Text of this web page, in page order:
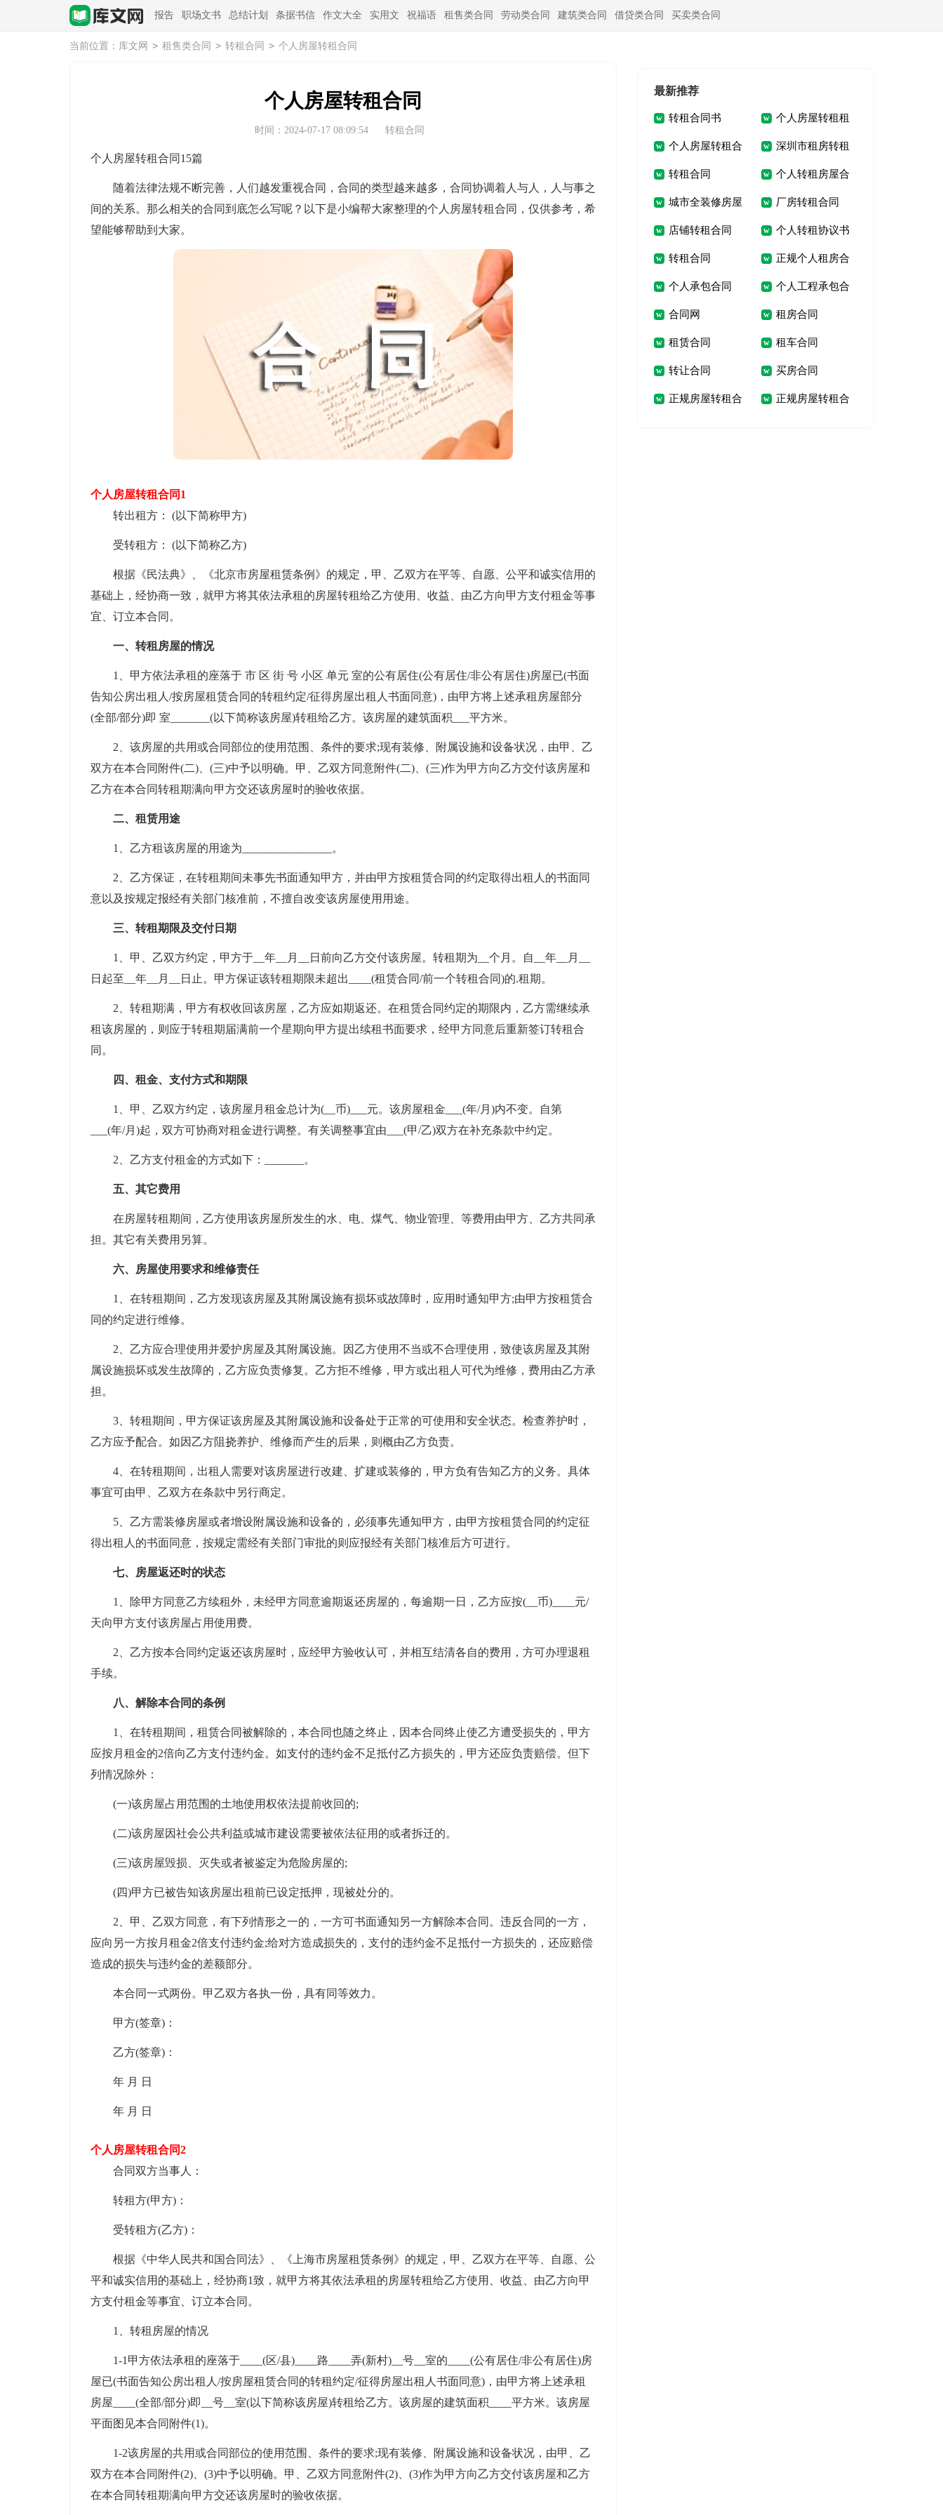
报告 职场文书 总结计划 条据书信 作文大全 实用文 祝福语 租售类合同 劳动类合同 建筑类合同 借贷类合同 买卖类合同
当前位置： 库文网 > 租售类合同 > 转租合同 > 个人房屋转租合同
个人房屋转租合同
时间：2024-07-17 08:09:54 转租合同
个人房屋转租合同15篇
随着法律法规不断完善，人们越发重视合同，合同的类型越来越多，合同协调着人与人，人与事之
间的关系。那么相关的合同到底怎么写呢？以下是小编帮大家整理的个人房屋转租合同，仅供参考，希
望能够帮助到大家。
个人房屋转租合同1
转出租方： (以下简称甲方)
受转租方： (以下简称乙方)
根据《民法典》、《北京市房屋租赁条例》的规定，甲、乙双方在平等、自愿、公平和诚实信用的
基础上，经协商一致，就甲方将其依法承租的房屋转租给乙方使用、收益、由乙方向甲方支付租金等事
宜、订立本合同。
一、转租房屋的情况
1、甲方依法承租的座落于 市 区 街 号 小区 单元 室的公有居住(公有居住/非公有居住)房屋已(书面
告知公房出租人/按房屋租赁合同的转租约定/征得房屋出租人书面同意)，由甲方将上述承租房屋部分
(全部/部分)即 室_______(以下简称该房屋)转租给乙方。该房屋的建筑面积___平方米。
2、该房屋的共用或合同部位的使用范围、条件的要求;现有装修、附属设施和设备状况，由甲、乙
双方在本合同附件(二)、(三)中予以明确。甲、乙双方同意附件(二)、(三)作为甲方向乙方交付该房屋和
乙方在本合同转租期满向甲方交还该房屋时的验收依据。
二、租赁用途
1、乙方租该房屋的用途为________________。
2、乙方保证，在转租期间未事先书面通知甲方，并由甲方按租赁合同的约定取得出租人的书面同
意以及按规定报经有关部门核准前，不擅自改变该房屋使用用途。
三、转租期限及交付日期
1、甲、乙双方约定，甲方于__年__月__日前向乙方交付该房屋。转租期为__个月。自__年__月__
日起至__年__月__日止。甲方保证该转租期限未超出____(租赁合同/前一个转租合同)的.租期。
2、转租期满，甲方有权收回该房屋，乙方应如期返还。在租赁合同约定的期限内，乙方需继续承
租该房屋的，则应于转租期届满前一个星期向甲方提出续租书面要求，经甲方同意后重新签订转租合
同。
四、租金、支付方式和期限
1、甲、乙双方约定，该房屋月租金总计为(__币)___元。该房屋租金___(年/月)内不变。自第
___(年/月)起，双方可协商对租金进行调整。有关调整事宜由___(甲/乙)双方在补充条款中约定。
2、乙方支付租金的方式如下：_______。
五、其它费用
在房屋转租期间，乙方使用该房屋所发生的水、电、煤气、物业管理、等费用由甲方、乙方共同承
担。其它有关费用另算。
六、房屋使用要求和维修责任
1、在转租期间，乙方发现该房屋及其附属设施有损坏或故障时，应用时通知甲方;由甲方按租赁合
同的约定进行维修。
2、乙方应合理使用并爱护房屋及其附属设施。因乙方使用不当或不合理使用，致使该房屋及其附
属设施损坏或发生故障的，乙方应负责修复。乙方拒不维修，甲方或出租人可代为维修，费用由乙方承
担。
3、转租期间，甲方保证该房屋及其附属设施和设备处于正常的可使用和安全状态。检查养护时，
乙方应予配合。如因乙方阻挠养护、维修而产生的后果，则概由乙方负责。
4、在转租期间，出租人需要对该房屋进行改建、扩建或装修的，甲方负有告知乙方的义务。具体
事宜可由甲、乙双方在条款中另行商定。
5、乙方需装修房屋或者增设附属设施和设备的，必须事先通知甲方，由甲方按租赁合同的约定征
得出租人的书面同意，按规定需经有关部门审批的则应报经有关部门核准后方可进行。
七、房屋返还时的状态
1、除甲方同意乙方续租外，未经甲方同意逾期返还房屋的，每逾期一日，乙方应按(__币)____元/
天向甲方支付该房屋占用使用费。
2、乙方按本合同约定返还该房屋时，应经甲方验收认可，并相互结清各自的费用，方可办理退租
手续。
八、解除本合同的条例
1、在转租期间，租赁合同被解除的，本合同也随之终止，因本合同终止使乙方遭受损失的，甲方
应按月租金的2倍向乙方支付违约金。如支付的违约金不足抵付乙方损失的，甲方还应负责赔偿。但下
列情况除外：
(一)该房屋占用范围的土地使用权依法提前收回的;
(二)该房屋因社会公共利益或城市建设需要被依法征用的或者拆迁的。
(三)该房屋毁损、灭失或者被鉴定为危险房屋的;
(四)甲方已被告知该房屋出租前已设定抵押，现被处分的。
2、甲、乙双方同意，有下列情形之一的，一方可书面通知另一方解除本合同。违反合同的一方，
应向另一方按月租金2倍支付违约金;给对方造成损失的，支付的违约金不足抵付一方损失的，还应赔偿
造成的损失与违约金的差额部分。
本合同一式两份。甲乙双方各执一份，具有同等效力。
甲方(签章)：
乙方(签章)：
年 月 日
年 月 日
个人房屋转租合同2
合同双方当事人：
转租方(甲方)：
受转租方(乙方)：
根据《中华人民共和国合同法》、《上海市房屋租赁条例》的规定，甲、乙双方在平等、自愿、公
平和诚实信用的基础上，经协商1致，就甲方将其依法承租的房屋转租给乙方使用、收益、由乙方向甲
方支付租金等事宜、订立本合同。
1、转租房屋的情况
1-1甲方依法承租的座落于____(区/县)____路____弄(新村)__号__室的____(公有居住/非公有居住)房
屋已(书面告知公房出租人/按房屋租赁合同的转租约定/征得房屋出租人书面同意)，由甲方将上述承租
房屋____(全部/部分)即__号__室(以下简称该房屋)转租给乙方。该房屋的建筑面积____平方米。该房屋
平面图见本合同附件(1)。
1-2该房屋的共用或合同部位的使用范围、条件的要求;现有装修、附属设施和设备状况，由甲、乙
双方在本合同附件(2)、(3)中予以明确。甲、乙双方同意附件(2)、(3)作为甲方向乙方交付该房屋和乙方
在本合同转租期满向甲方交还该房屋时的验收依据。
最新推荐
转租合同书 个人房屋转租租
合同
个人房屋转租合
同
深圳市租房转租
合同
转租合同 个人转租房屋合
同
城市全装修房屋
转租合同
厂房转租合同
店铺转租合同 个人转租协议书
转租合同 正规个人租房合
同
个人承包合同 个人工程承包合
同
合同网 租房合同
租赁合同 租车合同
转让合同 买房合同
正规房屋转租合 正规房屋转租合